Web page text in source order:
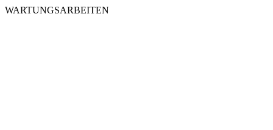
WARTUNGSARBEITEN